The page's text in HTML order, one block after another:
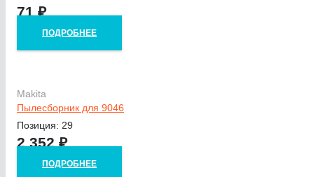
71₽
ПОДРОБНЕЕ
Makita
Пылесборник для 9046
Позиция: 29
2 352₽
ПОДРОБНЕЕ